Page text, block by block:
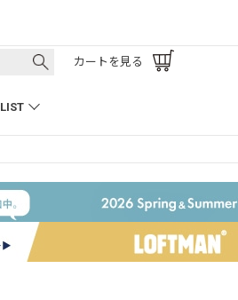
カートを見る